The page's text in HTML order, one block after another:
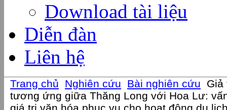
Download tài liệu
Diễn đàn
Liên hệ
Trang chủ Nghiên cứu Bài nghiên cứu
Giả
tương ứng giữa Thăng Long với Hoa Lư: